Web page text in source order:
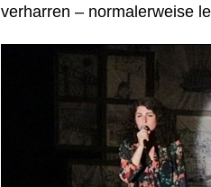
verharren – normalerweise